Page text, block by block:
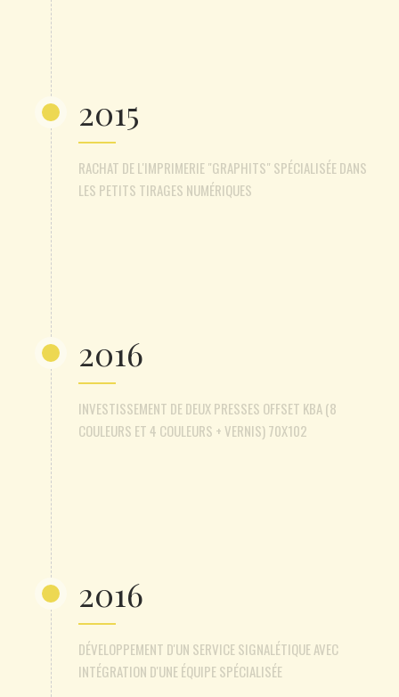
2015
RACHAT DE L'IMPRIMERIE "GRAPHITS" SPÉCIALISÉE DANS
LES PETITS TIRAGES NUMÉRIQUES
2016
INVESTISSEMENT DE DEUX PRESSES OFFSET KBA (8
COULEURS ET 4 COULEURS + VERNIS) 70X102
2016
DÉVELOPPEMENT D'UN SERVICE SIGNALÉTIQUE AVEC
INTÉGRATION D'UNE ÉQUIPE SPÉCIALISÉE